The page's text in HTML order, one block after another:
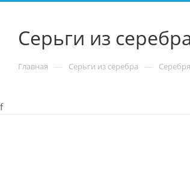
Серьги из
Главная — Серьги из серебра —
f